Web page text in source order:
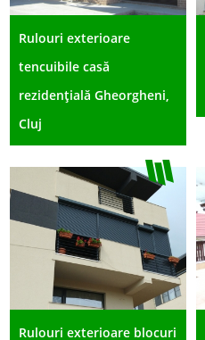
Rulouri exterioare
tencuibile casă
rezidențială Gheorgheni,
Cluj
Rulouri exterioare blocuri